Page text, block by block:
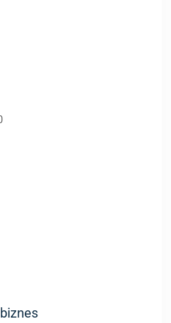
Fujitsu LifeBook E5411